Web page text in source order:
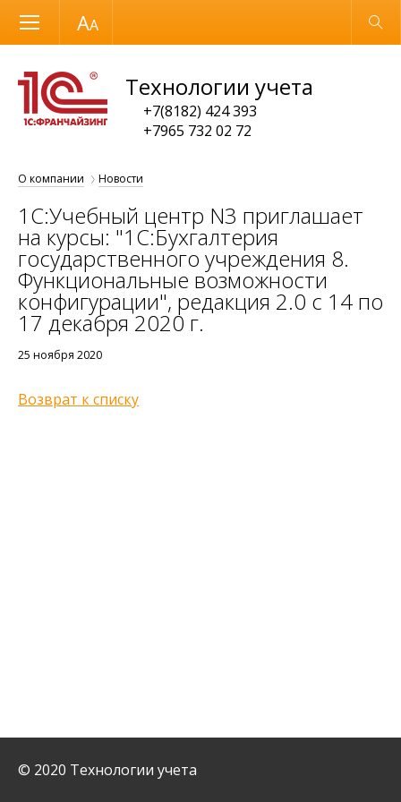
Размер шрифта Обычная версия
Технологии учета
+7(8182) 424 393
+7965 732 02 72
О компании Новости
1С:Учебный центр N3 приглашает
на курсы: "1C:Бухгалтерия
государственного учреждения 8.
Функциональные возможности
конфигурации", редакция 2.0 с 14 по
17 декабря 2020 г.
25 ноября 2020
Возврат к списку
© 2020 Технологии учета